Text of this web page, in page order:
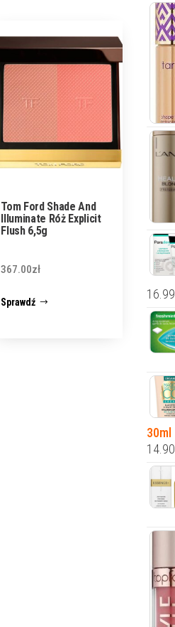
Tom Ford Shade And
Illuminate Róż Explicit
Flush 6,5g
367.00zł
Sprawdź
16.99
30ml
14.90